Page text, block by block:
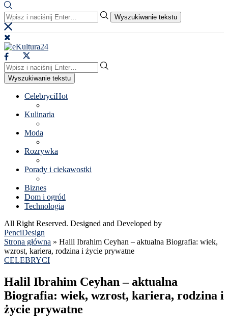
Wyszukiwanie tekstu
Wyszukiwanie tekstu
CelebryciHot
Kulinaria
Moda
Rozrywka
Porady i ciekawostki
Biznes
Dom i ogród
Technologia
All Right Reserved. Designed and Developed by
PenciDesign
Strona główna » Halil Ibrahim Ceyhan – aktualna Biografia: wiek,
wzrost, kariera, rodzina i życie prywatne
CELEBRYCI
Halil Ibrahim Ceyhan – aktualna
Biografia: wiek, wzrost, kariera, rodzina i
życie prywatne